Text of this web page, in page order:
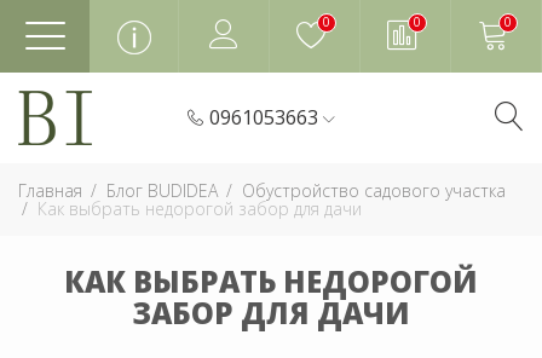
0 0 0
0961053663
Главная Блог BUDIDEA Обустройство садового участка
Как выбрать недорогой забор для дачи
КАК ВЫБРАТЬ НЕДОРОГОЙ
ЗАБОР ДЛЯ ДАЧИ